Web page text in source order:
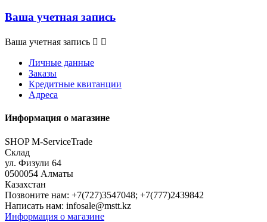
Ваша учетная запись
Ваша учетная запись  
Личные данные
Заказы
Кредитные квитанции
Адреса
Информация о магазине
SHOP M-ServiceTrade
Склад
ул. Физули 64
0500054 Алматы
Казахстан
Позвоните нам: +7(727)3547048; +7(777)2439842
Написать нам: infosale@mstt.kz
Информация о магазине